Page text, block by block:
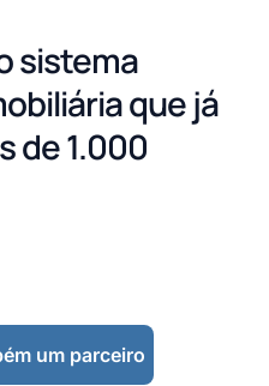
sistema
que já
de 1.000
um parceiro